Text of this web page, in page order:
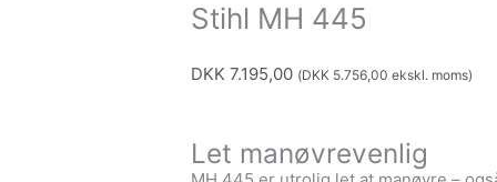
Stihl MH 445
DKK 7.195,00 (DKK 5.756,00 ekskl. moms)
Let manøvrevenlig